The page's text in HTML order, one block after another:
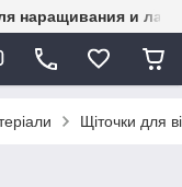
наращивания и
Щіточки для